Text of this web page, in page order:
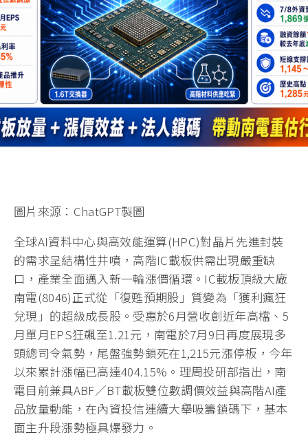
圖片來源：ChatGPT製圖
全球AI資料中心與高效能運算(HPC)對晶片先進封裝
的需求呈結構性井噴，高階IC載板供需出現嚴重缺
口，產業全面邁入新一輪漲價循環。IC載板頂級大廠
南電(8046)正式從「復甦預期股」質變為「獲利瘋狂
兌現」的超級成長股。受惠於6月營收創近年高檔、5
月單月EPS狂飆至1.21元，南電於7月9日再度展現多
頭總司令氣勢，尾盤強勢鎖死在1,215元漲停板，今年
以來累計漲幅已高達404.15%。理周投研部指出，南
電目前兼具ABF／BT載板雙位數調價效益與高階AI產
品放量動能，在內資投信連續大舉吸籌鎖碼下，基本
面主升段漲勢極具爆發力。